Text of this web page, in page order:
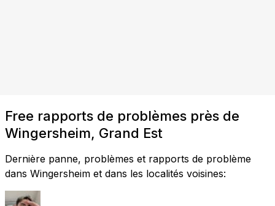
Free rapports de problèmes près de
Wingersheim, Grand Est
Dernière panne, problèmes et rapports de problème
dans Wingersheim et dans les localités voisines: